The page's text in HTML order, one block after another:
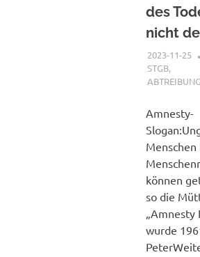
des
nicht
2023-11-25
STGB,
Amnesty-
können
so die
wurde